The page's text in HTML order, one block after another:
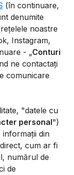
(în continuare,
denumite
noastre
Instagram,
- „Conturi
ne contactați
comunicare
"datele cu
personal")
informații din
cum ar fi
numărul de
de